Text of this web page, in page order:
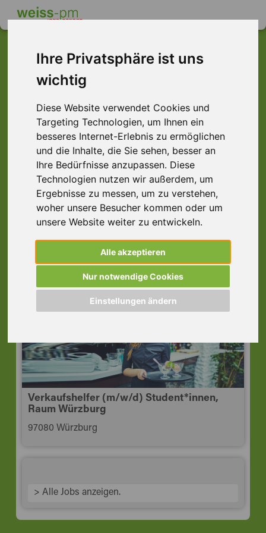
Ihre Privatsphäre ist uns
wichtig
Diese Website verwendet Cookies und
Targeting Technologien, um Ihnen ein
besseres Internet-Erlebnis zu ermöglichen
und die Inhalte, die Sie sehen, besser an
Ihre Bedürfnisse anzupassen. Diese
Technologien nutzen wir außerdem, um
Ergebnisse zu messen, um zu verstehen,
woher unsere Besucher kommen oder um
unsere Website weiter zu entwickeln.
Alle akzeptieren
Nur notwendige Cookies
Einstellungen ändern
Dieser Job ist leider
nicht mehr verfügbar ...
... aber vielleicht ist hier etwas dabei:
Verkäuferin (m/w/d) Bäckerei, Würzburg
97070 Würzburg
Verkaufshelfer (m/w/d) Student*innen,
Raum Würzburg
97080 Würzburg
> Alle Jobs anzeigen.